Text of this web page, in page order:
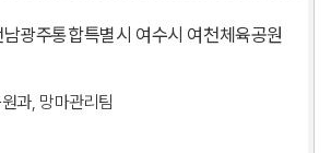
광주통합특별시 여수시 여천체육공원
과, 망마관리팀